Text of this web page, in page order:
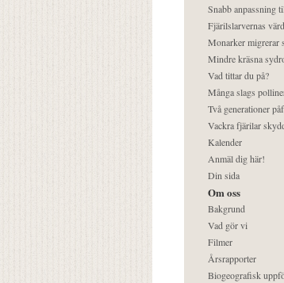
Snabb anpassning
Fjärilslarvernas
Monarker migrerar
Mindre kräsna
Vad tittar du på?
Många slags
Två generationer
Vackra fjärilar
Kalender
Anmäl dig här!
Din sida
Om oss
Bakgrund
Vad gör vi
Filmer
Årsrapporter
Biogeografisk